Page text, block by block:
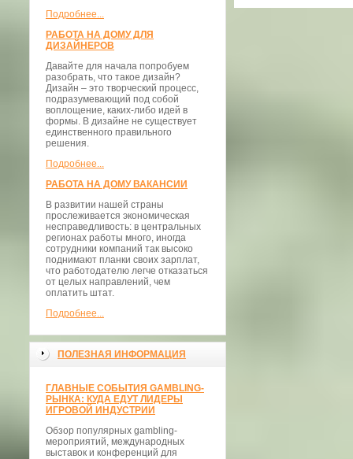
Подробнее...
РАБОТА НА ДОМУ ДЛЯ
ДИЗАЙНЕРОВ
Давайте для начала попробуем
разобрать, что такое дизайн?
Дизайн – это творческий процесс,
подразумевающий под собой
воплощение, каких-либо идей в
формы. В дизайне не существует
единственного правильного
решения.
Подробнее...
РАБОТА НА ДОМУ ВАКАНСИИ
В развитии нашей страны
прослеживается экономическая
несправедливость: в центральных
регионах работы много, иногда
сотрудники компаний так высоко
поднимают планки своих зарплат,
что работодателю легче отказаться
от целых направлений, чем
оплатить штат.
Подробнее...
ПОЛЕЗНАЯ ИНФОРМАЦИЯ
ГЛАВНЫЕ СОБЫТИЯ GAMBLING-
РЫНКА: КУДА ЕДУТ ЛИДЕРЫ
ИГРОВОЙ ИНДУСТРИИ
Обзор популярных gambling-
мероприятий, международных
выставок и конференций для